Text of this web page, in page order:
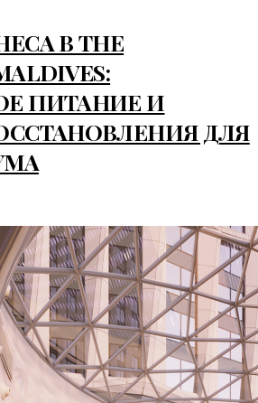
В THE
ПИТАНИЕ И
ДЛЯ